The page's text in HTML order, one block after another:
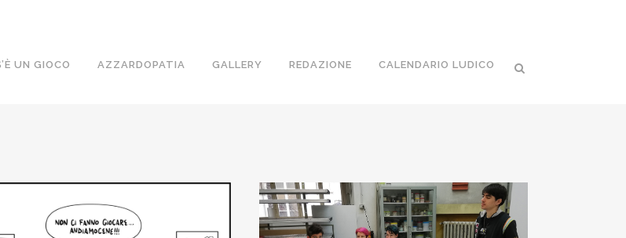
UN GIOCO AZZARDOPATIA GALLERY REDAZIONE CALENDARIO LUDICO